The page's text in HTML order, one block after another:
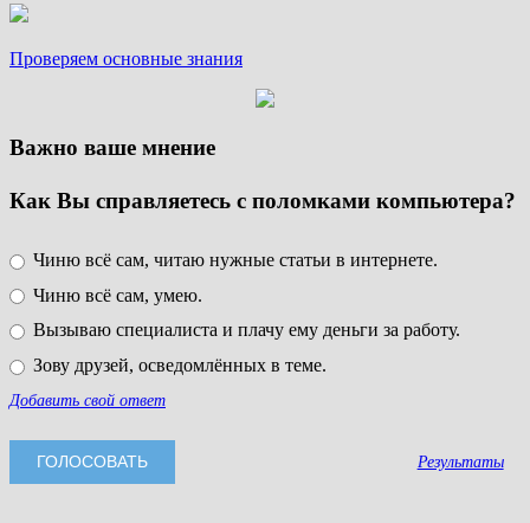
Проверяем основные знания
Важно ваше мнение
Как Вы справляетесь с поломками компьютера?
Чиню всё сам, читаю нужные статьи в интернете.
Чиню всё сам, умею.
Вызываю специалиста и плачу ему деньги за работу.
Зову друзей, осведомлённых в теме.
Добавить свой ответ
Результаты